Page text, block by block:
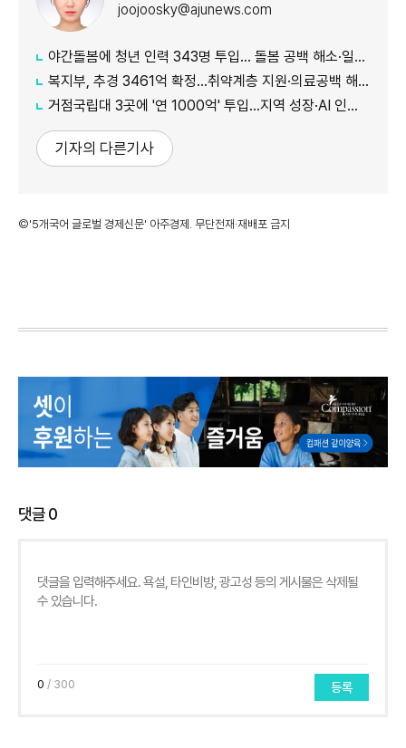
joojoosky@ajunews.com
야간돌봄에 청년 인력 343명 투입… 돌봄 공백 해소·일자리 확대 추진
복지부, 추경 3461억 확정…취약계층 지원·의료공백 해소 강화
거점국립대 3곳에 '연 1000억' 투입…지역 성장·AI 인재 거점 육성
기자의 다른기사
©'5개국어 글로벌 경제신문' 아주경제. 무단전재·재배포 금지
댓글0
0 / 300 등록